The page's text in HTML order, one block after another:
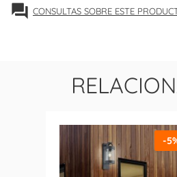
forum CONSULTAS SOBRE ESTE
-